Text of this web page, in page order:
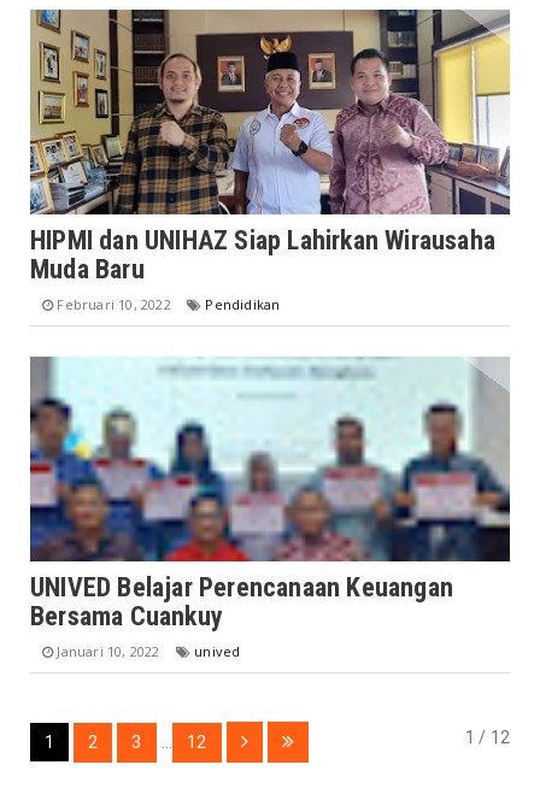
HIPMI dan UNIHAZ Siap Lahirkan Wirausaha
Muda Baru
Februari 10, 2022 Pendidikan
UNIVED Belajar Perencanaan Keuangan
Bersama Cuankuy
Januari 10, 2022 unived
1 / 12
1 2 3 ... 12